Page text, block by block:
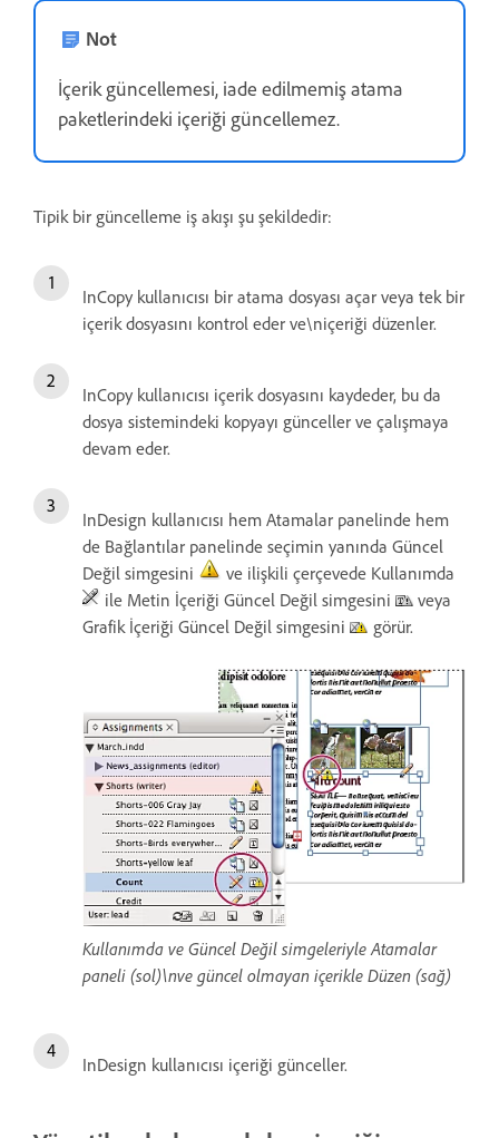
Not
İçerik güncellemesi, iade edilmemiş atama
paketlerindeki içeriği güncellemez.
Tipik bir güncelleme iş akışı şu şekildedir:
InCopy kullanıcısı bir atama dosyası açar veya tek bir
içerik dosyasını kontrol eder ve\niçeriği düzenler.
InCopy kullanıcısı içerik dosyasını kaydeder, bu da
dosya sistemindeki kopyayı günceller ve çalışmaya
devam eder.
InDesign kullanıcısı hem Atamalar panelinde hem
de Bağlantılar panelinde seçimin yanında Güncel
Değil simgesini
ve ilişkili çerçevede Kullanımda
ile Metin İçeriği Güncel Değil simgesini
veya
Grafik İçeriği Güncel Değil simgesini
görür.
Kullanımda ve Güncel Değil simgeleriyle Atamalar
paneli (sol)\nve güncel olmayan içerikle Düzen (sağ)
InDesign kullanıcısı içeriği günceller.